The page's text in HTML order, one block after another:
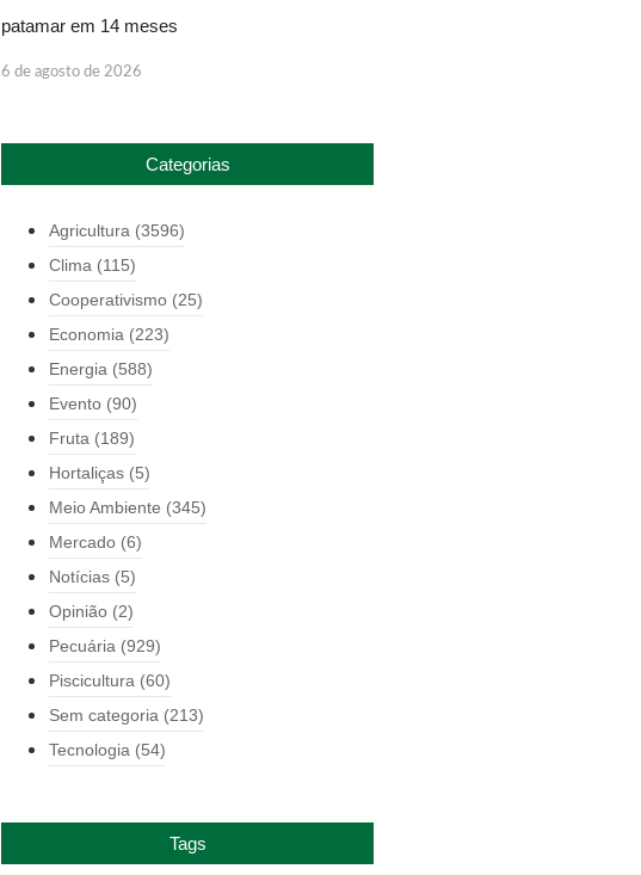
patamar em 14 meses
6 de agosto de 2026
Categorias
Agricultura (3596)
Clima (115)
Cooperativismo (25)
Economia (223)
Energia (588)
Evento (90)
Fruta (189)
Hortaliças (5)
Meio Ambiente (345)
Mercado (6)
Notícias (5)
Opinião (2)
Pecuária (929)
Piscicultura (60)
Sem categoria (213)
Tecnologia (54)
Tags